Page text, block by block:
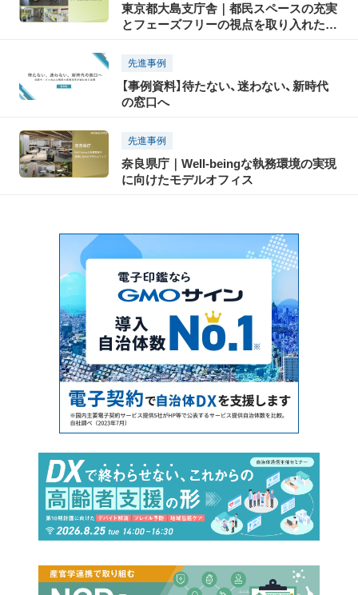
東京都大島支庁舎｜都民スペースの充実
とフェーズフリーの視点を取り入れた庁
先進事例
【事例資料】待たない、迷わない、新時代
の窓口へ
先進事例
奈良県庁｜Well-beingな執務環境の実現
に向けたモデルオフィス